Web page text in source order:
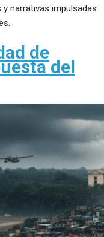
narrativas impulsadas
de
del